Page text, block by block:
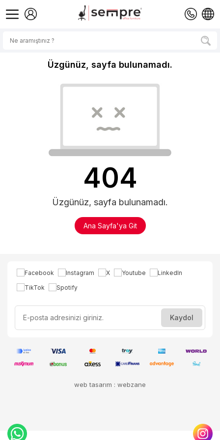
Üzgünüz, sayfa bulunamadı.
404
Üzgünüz, sayfa bulunamadı.
Ana Sayfa'ya Git
web tasarım : webzane